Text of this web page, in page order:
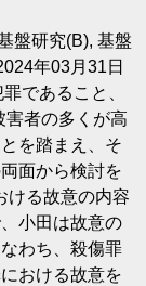
盤研究(B), 基盤
年03月31日
であること、
害者の多くが高
を踏まえ、そ
面から検討を
ける故意の内容
小田は故意の
わち、殺傷罪
おける故意を